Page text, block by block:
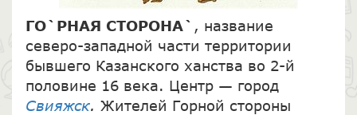
ГО`РНАЯ СТОРОНА` , название
северо-западной части территории
бывшего Казанского ханства во 2-й
половине 16 века. Центр — город
Свияжск. Жителей Горной стороны